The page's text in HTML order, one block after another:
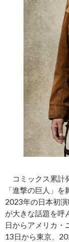
コミックス累計
「進撃の巨人」
2023年の日本初
が大きな話題を呼
日からアメリカ・
13日から東京、